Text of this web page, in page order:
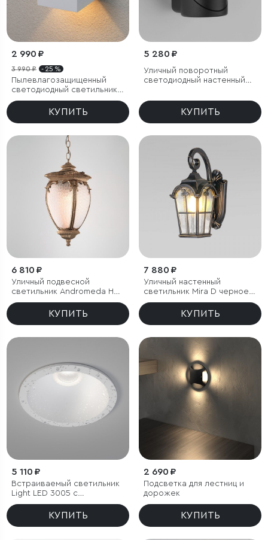
2 990 ₽
3 990 ₽ - 25 %
Пылевлагозащищенный
светодиодный светильник с
регулируемым углом
рассеивания Winner белый
КУПИТЬ
5 280 ₽
Уличный поворотный
светодиодный настенный
КУПИТЬ
6 810 ₽
Уличный подвесной
светильник Andromeda H
черное золото IP44
КУПИТЬ
7 880 ₽
Уличный настенный
светильник Mira D черное
золото IP33
КУПИТЬ
5 110 ₽
Встраиваемый светильник
Light LED 3005 с
влагозащитой IP65
КУПИТЬ
2 690 ₽
Подсветка для лестниц и
дорожек
КУПИТЬ